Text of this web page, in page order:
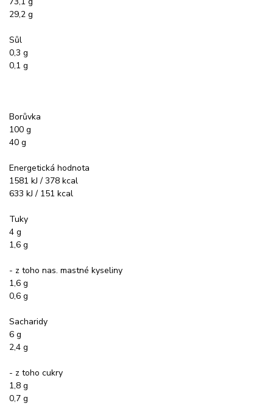
29,2 g
Sůl
0,3 g
0,1 g
Borůvka
100 g
40 g
Energetická hodnota
1581 kJ / 378 kcal
633 kJ / 151 kcal
Tuky
4 g
1,6 g
- z toho nas. mastné kyseliny
1,6 g
0,6 g
Sacharidy
6 g
2,4 g
- z toho cukry
1,8 g
0,7 g